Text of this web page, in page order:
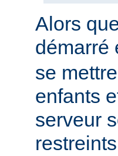
Alors
démarré
se
enfants
serveur